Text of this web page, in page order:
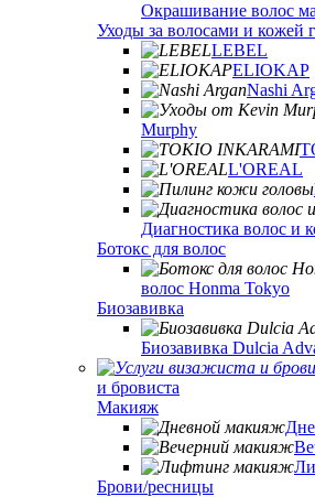
Окрашивание волос
Уходы за волосами и кожей
LEBEL
ELIOKAP
Nashi
Murphy
L'OREAL
Диагностика волос и
Ботокс для волос
волос Honma Tokyo
Биозавивка
Биозавивка Dulcia
и бровиста
Макияж
Брови/ресницы